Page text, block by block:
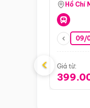
Hồ Chí
09/
Giá từ:
‹